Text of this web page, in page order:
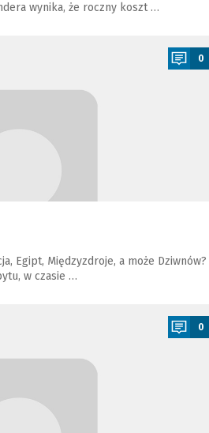
wynika, że roczny koszt …
0
Egipt, Międzyzdroje, a może Dziwnów?
w czasie …
0